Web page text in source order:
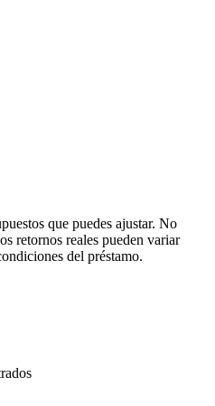
que puedes ajustar. No
retornos reales pueden variar
del préstamo.